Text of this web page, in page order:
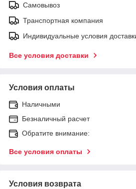
Самовывоз
Транспортная компания
Индивидуальные условия
Все условия доставки
Условия оплаты
Наличными
Безналичный расчет
Обратите внимание:
Все условия оплаты
Условия возврата